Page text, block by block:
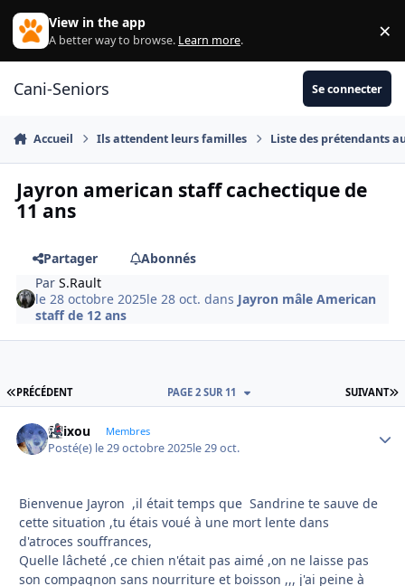
Aller au contenu
View in the app
A better way to browse. Learn more. ×
Cani-Seniors Se connecter
Accueil Ils attendent leurs familles Liste des prétendants
Jayron american staff cachectique de
11 ans
Partager
Abonnés
ParS.Rault
le 28 octobre 2025le 28 oct. dans Jayron mâle American
staff de 12 ans
PREMIÈRE PAGE
PRÉCÉDENT SUIVANT
PAGE 2 SUR 11
felixou Membres
Posté(e) le 29 octobre 2025le 29 oct.
Bienvenue Jayron ,il était temps que Sandrine te sauve de
cette situation ,tu étais voué à une mort lente dans
d'atroces souffrances,
Quelle lâcheté ,ce chien n'était pas aimé ,on ne laisse pas
son compagnon sans nourriture et boisson ,,, j'ai peine à